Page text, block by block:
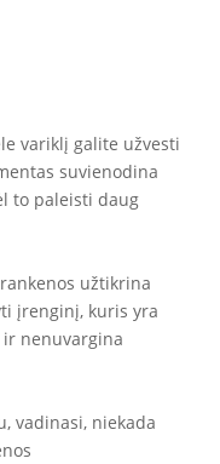
variklį galite užvesti
suvienodina
to paleisti daug
užtikrina
įrenginį, kuris yra
nenuvargina
vadinasi, niekada